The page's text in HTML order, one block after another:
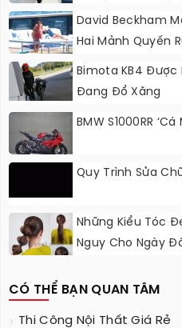
David Beckham
Hai Mảnh Quyến
Bimota KB4 Được
Đang Đổ Xăng
BMW S1000RR
Quy Trình Sửa
Những Kiểu Tóc
Nguy Cho Ngày
CÓ THỂ BẠN QUAN TÂM
Thi Công Nội Thất Giá Rẻ